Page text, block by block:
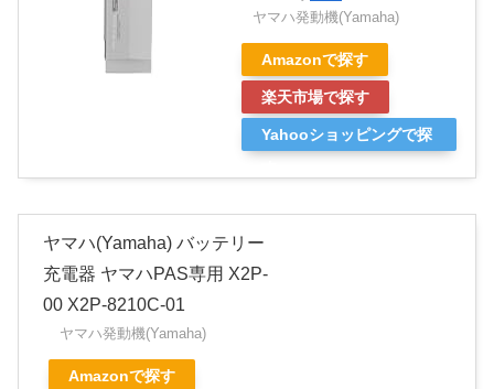
ヤマハ発動機(Yamaha)
Amazonで探す
楽天市場で探す
Yahooショッピングで探
ヤマハ(Yamaha) バッテリー
充電器 ヤマハPAS専用 X2P-
00 X2P-8210C-01
ヤマハ発動機(Yamaha)
Amazonで探す